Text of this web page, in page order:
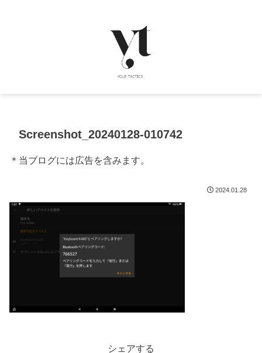
Screenshot_20240128-010742
＊当ブログには広告を含みます。
2024.01.28
シェアする